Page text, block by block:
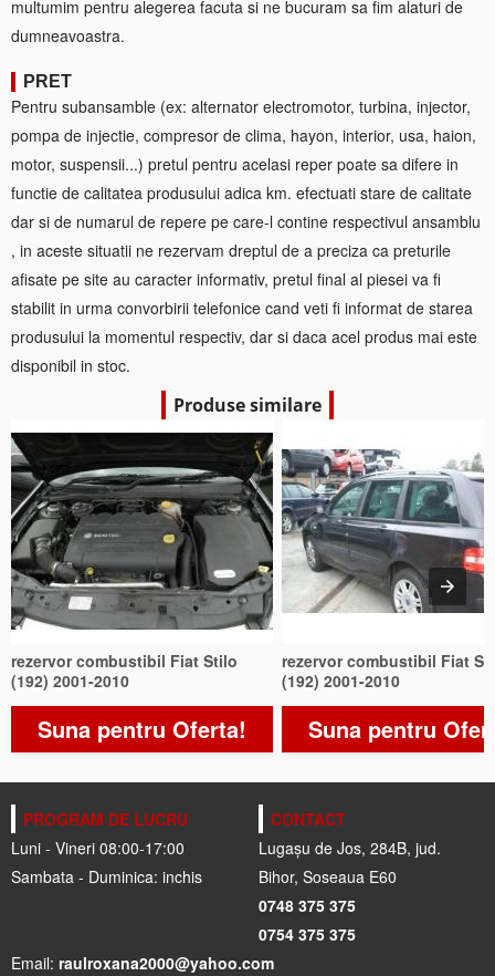
multumim pentru alegerea facuta si ne bucuram sa fim alaturi de
dumneavoastra.
PRET
Pentru subansamble (ex: alternator electromotor, turbina, injector,
pompa de injectie, compresor de clima, hayon, interior, usa, haion,
motor, suspensii...) pretul pentru acelasi reper poate sa difere in
functie de calitatea produsului adica km. efectuati stare de calitate
dar si de numarul de repere pe care-l contine respectivul ansamblu
, in aceste situatii ne rezervam dreptul de a preciza ca preturile
afisate pe site au caracter informativ, pretul final al piesei va fi
stabilit in urma convorbirii telefonice cand veti fi informat de starea
produsului la momentul respectiv, dar si daca acel produs mai este
disponibil in stoc.
Produse similare
rezervor combustibil Fiat Stilo
(192) 2001-2010
Suna pentru Oferta!
rezervor combustibil Fiat
(192) 2001-2010
Suna pentru
PROGRAM DE LUCRU
Luni - Vineri 08:00-17:00
Sambata - Duminica: inchis
CONTACT
Lugașu de Jos, 284B, jud.
Bihor, Soseaua E60
0748 375 375
0754 375 375
Email: raulroxana2000@yahoo.com